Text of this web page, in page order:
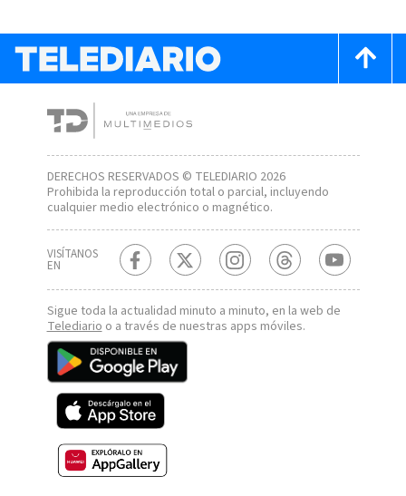
DERECHOS RESERVADOS © TELEDIARIO 2026
Prohibida la reproducción total o parcial, incluyendo
cualquier medio electrónico o magnético.
VISÍTANOS
EN
Sigue toda la actualidad minuto a minuto, en la web de
Telediarioo a través de nuestras apps móviles.